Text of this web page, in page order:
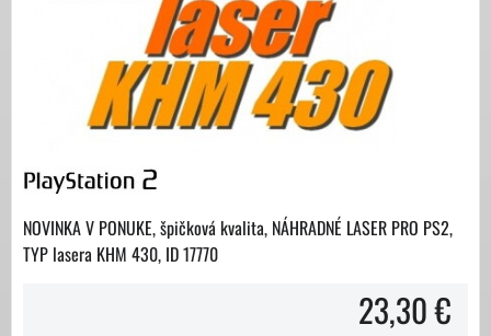
NOVINKA V PONUKE, špičková kvalita, NÁHRADNÉ LASER PRO PS2,
TYP lasera KHM 430, ID 17770
23,30 €